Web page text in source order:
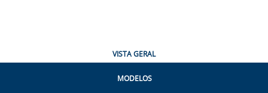
VISTA GERAL
MODELOS